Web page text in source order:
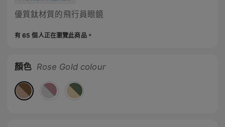
優質鈦材質的飛行員眼鏡
有 65 個人正在瀏覽此商品。
顏色 Rose Gold colour